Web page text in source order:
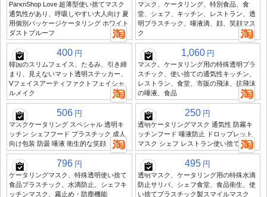
ParknShop Love 超薄型使い捨てマスク
通気性があり、呼吸しやすい大人向け 夏
用個別パッケージケータリング ホワイト
ダストプルーフ
マスク、ケータリング、特別食品、食
堂、シェフ、キッチン、レストラン、透
明プラスチック、唾液滴、顔、笑顔マス
ク
400 円
韓国のスリムフェイス、たるみ、引き締
まり、見えないマット透明ステッカー、
Vフェイスアーティファクトフェイシャ
ルメイク
1,060 円
マスク、ケータリング用の特殊透明プラ
スチック、使い捨ての通気性キッチン、
レストラン、食堂、市販の飛沫、抗飛沫
の唾液、食品
506 円
マスクケータリング スペシャル 透明キ
ッチン シェフフード プラスチック 成人
向け包装 防曇 唾液 衛生的な笑顔
250 円
透明ケータリングマスク 通気性 防霧キ
ッチンフード 唾液防止 ドロップレット
マスク シェフ レストラン使い捨て
796 円
ケータリングマスク、特殊透明使い捨て
食品プラスチック、水滴防止、シェフキ
ッチンマスク、霧止め・防塵機能
495 円
透明マスク、ケータリング用の特殊水滴
防止サリバ、シェフ食堂、食品衛生、使
い捨てプラスチック製スマイルマスク